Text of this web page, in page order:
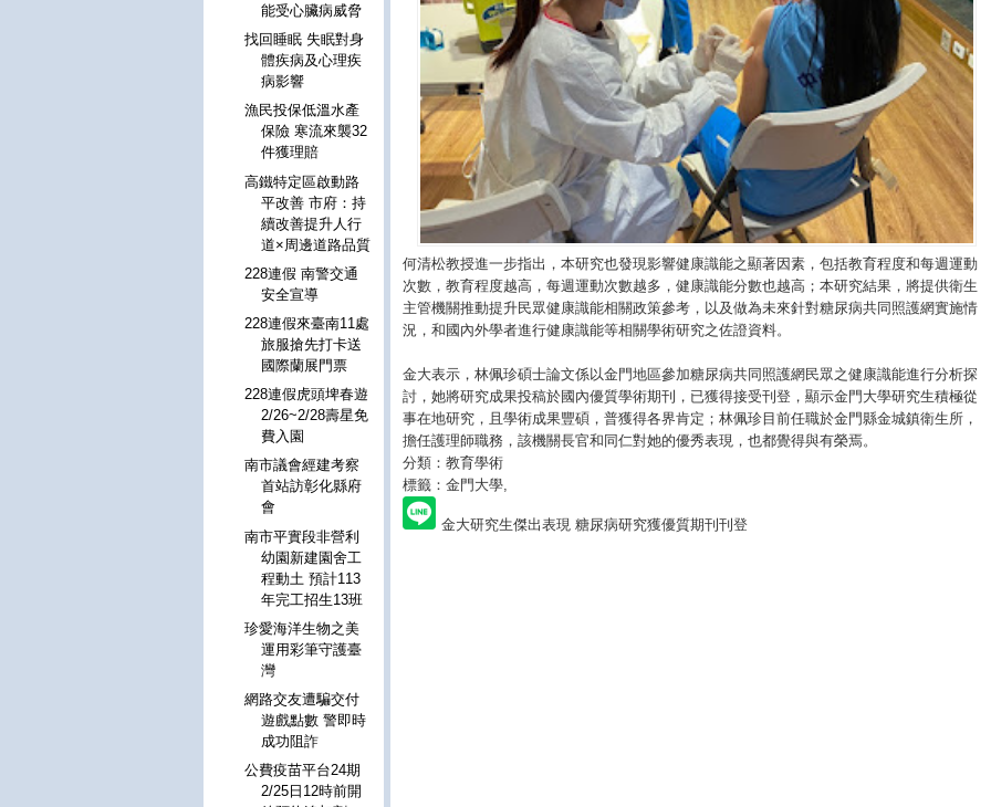
何清松教授進一步指出，本研究也發現影響健康識能之顯著因素，包括教育程度和每週運動
次數，教育程度越高，每週運動次數越多，健康識能分數也越高；本研究結果，將提供衛生
主管機關推動提升民眾健康識能相關政策參考，以及做為未來針對糖尿病共同照護網實施情
況，和國內外學者進行健康識能等相關學術研究之佐證資料。
金大表示，林佩珍碩士論文係以金門地區參加糖尿病共同照護網民眾之健康識能進行分析探
討，她將研究成果投稿於國內優質學術期刊，已獲得接受刊登，顯示金門大學研究生積極從
事在地研究，且學術成果豐碩，普獲得各界肯定；林佩珍目前任職於金門縣金城鎮衛生所，
擔任護理師職務，該機關長官和同仁對她的優秀表現，也都覺得與有榮焉。
分類：教育學術
標籤：金門大學
金大研究生傑出表現 糖尿病研究獲優質期刊刊登
能受心臟病威脅
找回睡眠 失眠對身
體疾病及心理疾
病影響
漁民投保低溫水產
保險 寒流來襲32
件獲理賠
高鐵特定區啟動路
平改善 市府：持
續改善提升人行
道×周邊道路品質
228連假 南警交通
安全宣導
228連假來臺南11處
旅服搶先打卡送
國際蘭展門票
228連假虎頭埤春遊
2/26~2/28壽星免
費入園
南市議會經建考察
首站訪彰化縣府
會
南市平實段非營利
幼園新建園舍工
程動土 預計113
年完工招生13班
珍愛海洋生物之美
運用彩筆守護臺
灣
網路交友遭騙交付
遊戲點數 警即時
成功阻詐
公費疫苗平台24期
2/25日12時前開